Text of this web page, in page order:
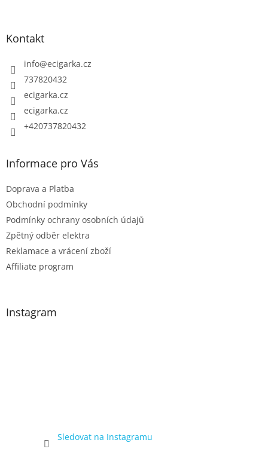
Kontakt
info@ecigarka.cz
737820432
ecigarka.cz
ecigarka.cz
+420737820432
Informace pro Vás
Doprava a Platba
Obchodní podmínky
Podmínky ochrany osobních údajů
Zpětný odběr elektra
Reklamace a vrácení zboží
Affiliate program
Instagram
Sledovat na Instagramu